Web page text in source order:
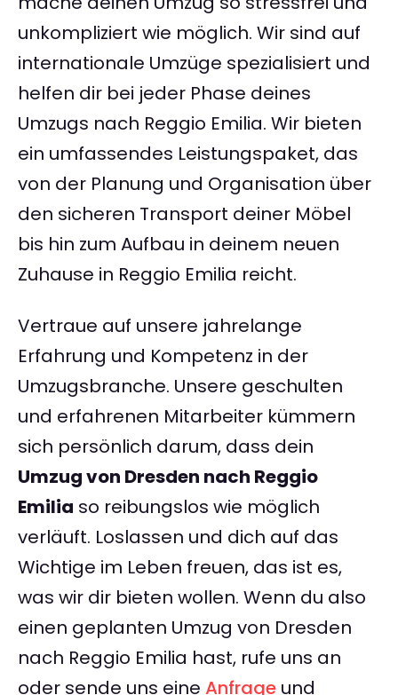
unkompliziert wie möglich. Wir sind auf
internationale Umzüge spezialisiert und
helfen dir bei jeder Phase deines
Umzugs nach Reggio Emilia. Wir bieten
ein umfassendes Leistungspaket, das
von der Planung und Organisation über
den sicheren Transport deiner Möbel
bis hin zum Aufbau in deinem neuen
Zuhause in Reggio Emilia reicht.
Vertraue auf unsere jahrelange
Erfahrung und Kompetenz in der
Umzugsbranche. Unsere geschulten
und erfahrenen Mitarbeiter kümmern
sich persönlich darum, dass dein
Umzug von Dresden nach Reggio
Emilia so reibungslos wie möglich
verläuft. Loslassen und dich auf das
Wichtige im Leben freuen, das ist es,
was wir dir bieten wollen. Wenn du also
einen geplanten Umzug von Dresden
nach Reggio Emilia hast, rufe uns an
oder sende uns eine Anfrage und